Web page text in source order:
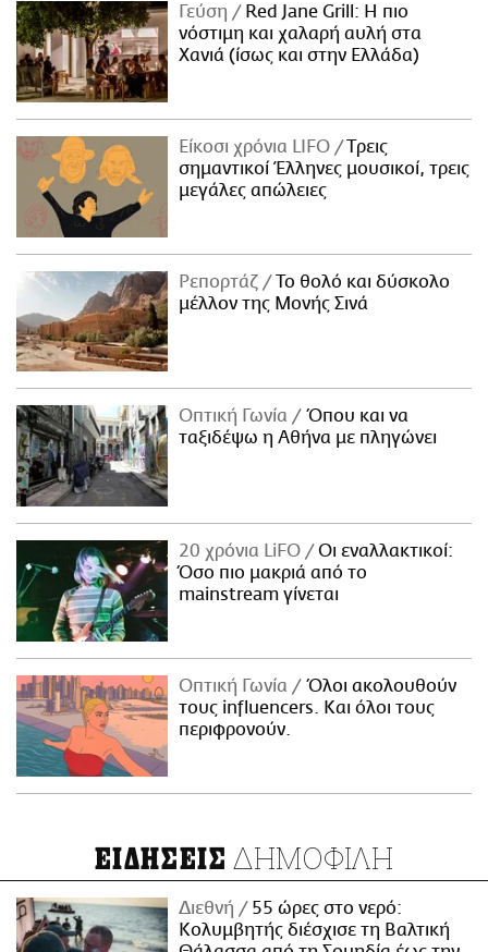
Γεύση
Red Jane Grill: Η πιο
νόστιμη και χαλαρή αυλή στα
Χανιά (ίσως και στην Ελλάδα)
Είκοσι χρόνια LIFO
Tρεις
σημαντικοί Έλληνες μουσικοί, τρεις
μεγάλες απώλειες
Ρεπορτάζ
Το θολό και δύσκολο
μέλλον της Μονής Σινά
Οπτική Γωνία
Όπου και να
ταξιδέψω η Αθήνα με πληγώνει
20 χρόνια LiFO
Οι εναλλακτικοί:
Όσο πιο μακριά από το
mainstream γίνεται
Οπτική Γωνία
Όλοι ακολουθούν
τους influencers. Και όλοι τους
περιφρονούν.
ΕΙΔΗΣΕΙΣ ΔΗΜΟΦΙΛΗ
Διεθνή
55 ώρες στο νερό:
Κολυμβητής διέσχισε τη Βαλτική